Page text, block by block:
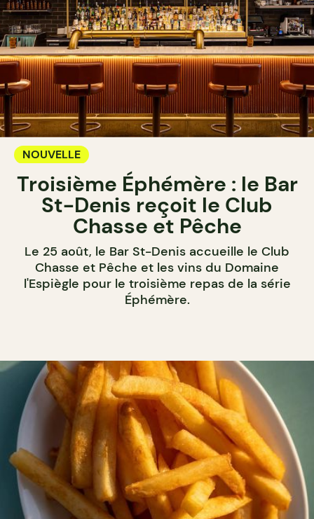
NOUVELLE
Troisième Éphémère : le Bar
St-Denis reçoit le Club
Chasse et Pêche
Le 25 août, le Bar St-Denis accueille le Club
Chasse et Pêche et les vins du Domaine
l'Espiègle pour le troisième repas de la série
Éphémère.